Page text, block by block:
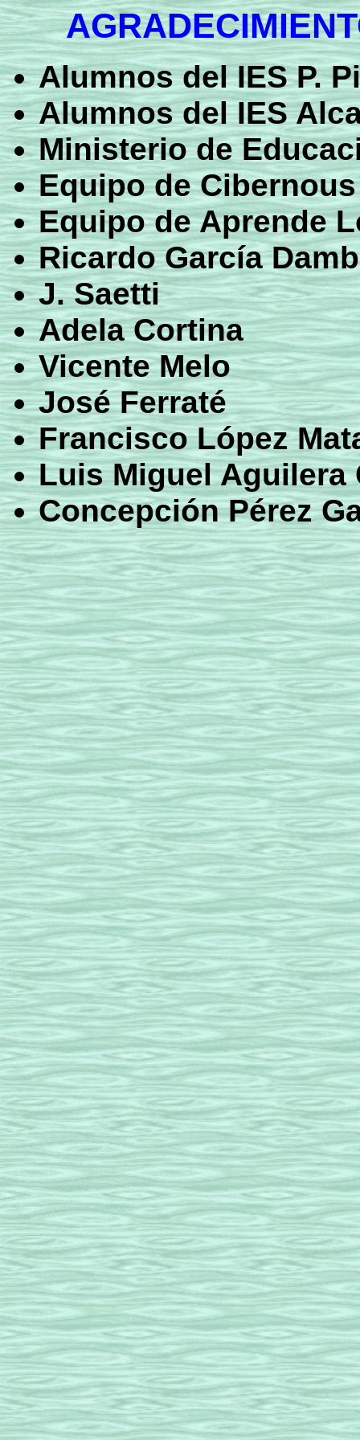
Alumnos del IES P.
Alumnos del IES
Ministerio de
Equipo de Cibernous
Equipo de Aprende
Ricardo García
J. Saetti
Adela Cortina
Vicente Melo
José Ferraté
Francisco López
Luis Miguel Aguilera
Concepción Pérez